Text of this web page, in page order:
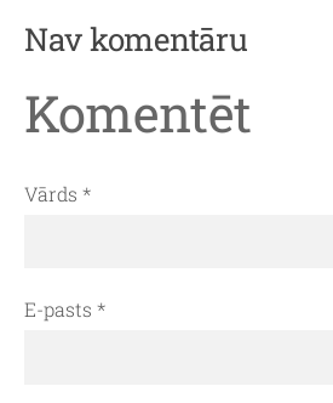
Nav komentāru
Komentēt
Vārds *
E-pasts *